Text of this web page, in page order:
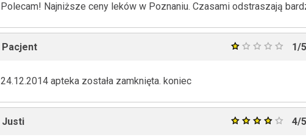
Polecam! Najniższe ceny leków w Poznaniu. Czasami odstraszają
Pacjent 1/5
24.12.2014 apteka została zamknięta. koniec
Justi 4/5